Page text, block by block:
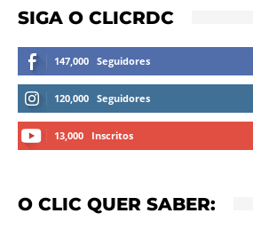
SIGA O CLICRDC
147,000 Seguidores
120,000 Seguidores
13,000 Inscritos
O CLIC QUER SABER: